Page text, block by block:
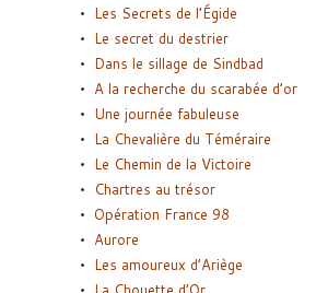
Les Secrets de l’Égide
Le secret du destrier
Dans le sillage de Sindbad
A la recherche du scarabée d’or
Une journée fabuleuse
La Chevalière du Téméraire
Le Chemin de la Victoire
Chartres au trésor
Opération France 98
Aurore
Les amoureux d’Ariège